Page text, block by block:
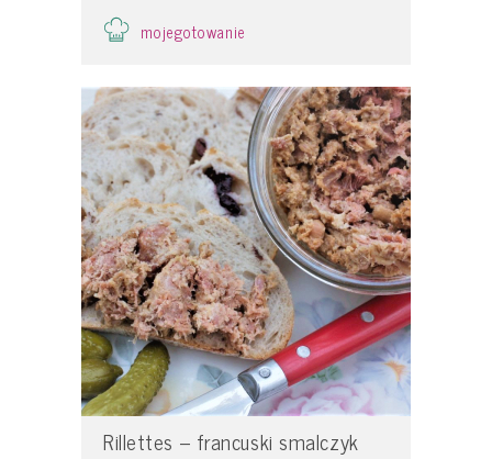
mojegotowanie
Rillettes – francuski smalczyk